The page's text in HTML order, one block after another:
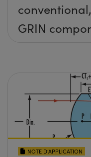
GRIN
NOTE D’APPLICATION